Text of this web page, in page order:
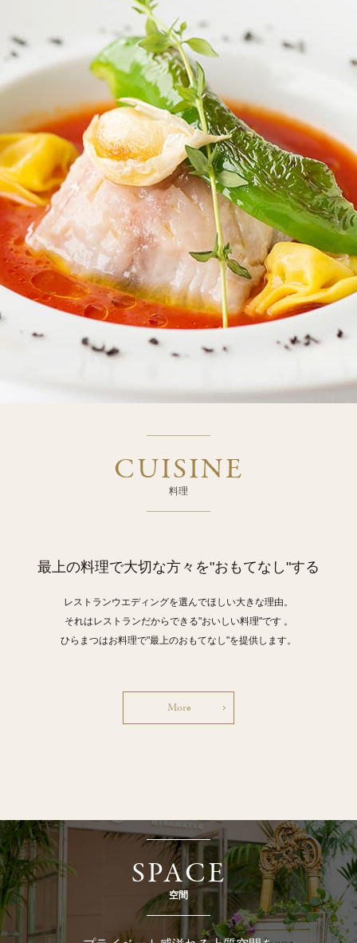
CUISINE
料理
最上の料理で大切な方々を"おもてなし"する
レストランウエディングを選んでほしい大きな理由。
それはレストランだからできる"おいしい料理"です 。
ひらまつはお料理で"最上のおもてなし"を提供します。
More
SPACE
空間